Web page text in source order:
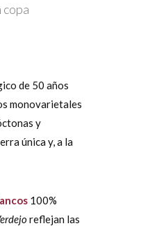
copa
de 50 años
monovarietales
y
única y, a la
100%
reflejan las